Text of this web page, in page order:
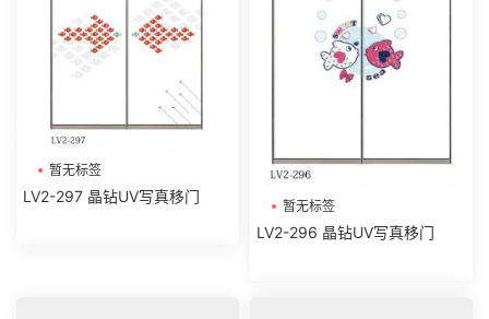
暂无标签
LV2-297 晶钻UV写真移门
暂无标签
LV2-296 晶钻UV写真移门